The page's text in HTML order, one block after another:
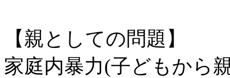
【親としての問題】
家庭内暴力(子どもから